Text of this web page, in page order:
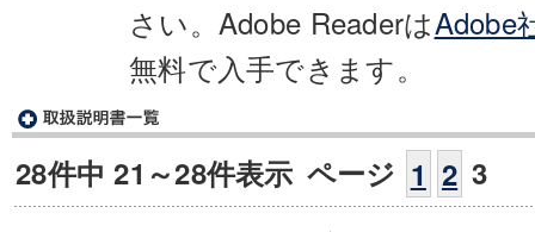
さい。Adobe ReaderはAdobe
無料で入手できます。
28件中 21～28件表示 ページ 1 2 3